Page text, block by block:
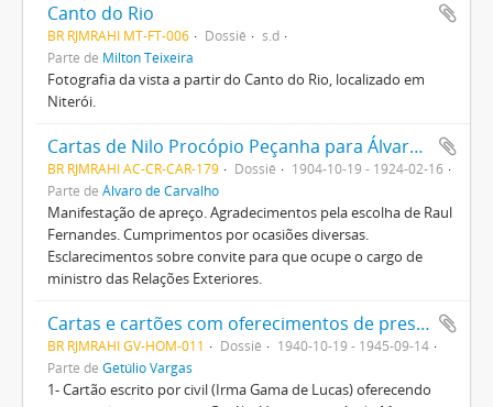
Canto do Rio
BR RJMRAHI MT-FT-006 Dossiê
s.d
Parte de Milton Teixeira
Fotografia da vista a partir do Canto do Rio, localizado em
Niterói.
Cartas de Nilo Procópio Peçanha para Álvaro de Carvalho
BR RJMRAHI AC-CR-CAR-179 Dossiê
1904-10-19 - 1924-02-16
Parte de Álvaro de Carvalho
Manifestação de apreço. Agradecimentos pela escolha de Raul
Fernandes. Cumprimentos por ocasiões diversas.
Esclarecimentos sobre convite para que ocupe o cargo de
ministro das Relações Exteriores.
Cartas e cartões com oferecimentos de presentes e homenagens a Getúlio Vargas
BR RJMRAHI GV-HOM-011 Dossiê
1940-10-19 - 1945-09-14
Parte de Getúlio Vargas
1- Cartão escrito por civil (Irma Gama de Lucas) oferecendo